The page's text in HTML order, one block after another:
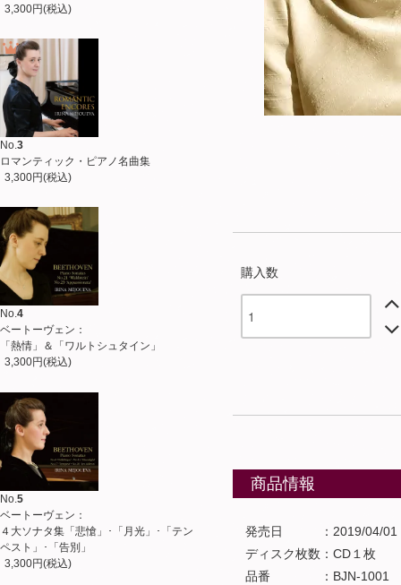
3,300円(税込)
No.3
ロマンティック・ピアノ名曲集
3,300円(税込)
No.4
ベートーヴェン：
「熱情」＆「ワルトシュタイン」
3,300円(税込)
No. 5
ベートーヴェン：
４大ソナタ集「悲愴」･「月光」･「テン
ペスト」･「告別」
3,300円(税込)
購入数
商品情報
発売日 ：2019/04/01
ディスク枚数：CD１枚
品番 ：BJN-1001